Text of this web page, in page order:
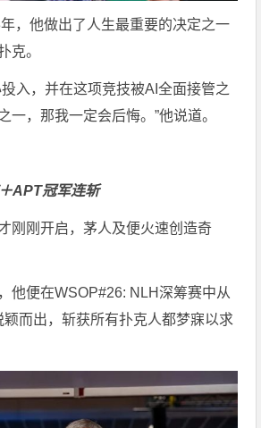
，他做出了人生最重要的决定之一
克。
入，并在这项竞技被AI全面接管之
一，那我一定会后悔。”他说道。
APT冠军连斩
刚刚开启，茅人及便火速创造奇
他便在WSOP#26: NLH深筹赛中从
而出，斩获所有扑克人都梦寐以求